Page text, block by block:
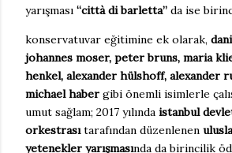
yarışması “città di barletta” da ise
konservatuvar eğitimine ek olarak,
johannes moser, peter bruns, maria
henkel, alexander hülshoff, alexander
michael haber gibi önemli isimlerle
umut sağlam; 2017 yılında istanbul
orkestrasıtarafından düzenlenen
yetenekler yarışmasında da birincilik